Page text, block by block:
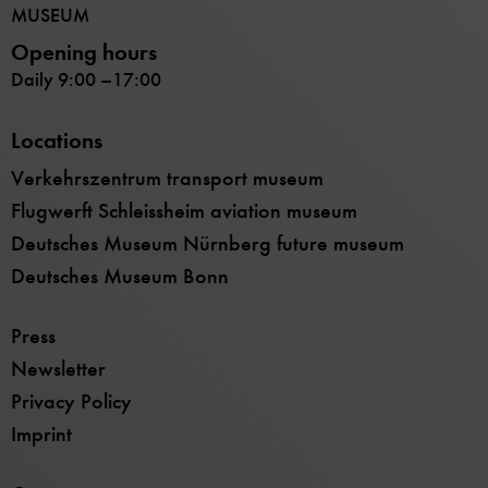
MUSEUM
Opening hours
Daily 9:00 –17:00
Locations
Verkehrszentrum transport museum
Flugwerft Schleissheim aviation museum
Deutsches Museum Nürnberg future museum
Deutsches Museum Bonn
Press
Newsletter
Privacy Policy
Imprint